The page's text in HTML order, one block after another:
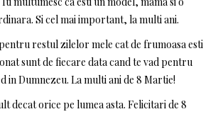
Si cel mai important, la multi ani.
restul zilelor mele cat de frumoasa esti
sunt de fiecare data cand te vad pentru
in Dumnezeu. La multi ani de 8 Martie!
decat orice pe lumea asta. Felicitari de 8